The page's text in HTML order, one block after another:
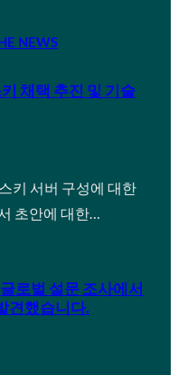
NEWS
채택 추진 및 기술
키 서버 구성에 대한
초안에 대한…
로벌 설문 조사에서
견했습니다.